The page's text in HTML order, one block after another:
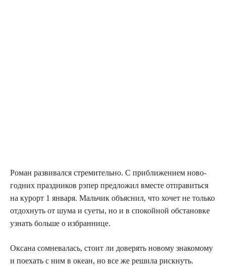
Роман раз­ви­вал­ся стре­ми­тель­но. С при­бли­же­ни­ем ново­
год­них празд­ни­ков рэпер пред­ло­жил вме­сте отпра­вить­ся
на курорт 1 янва­ря. Маль­чик объ­яс­нил, что хочет не толь­ко
отдох­нуть от шума и суе­ты, но и в спо­кой­ной обста­нов­ке
узнать боль­ше о избраннице.
Окса­на сомне­ва­лась, сто­ит ли дове­рять ново­му зна­ко­мо­му
и поехать с ним в оке­ан, но все же реши­ла рискнуть.